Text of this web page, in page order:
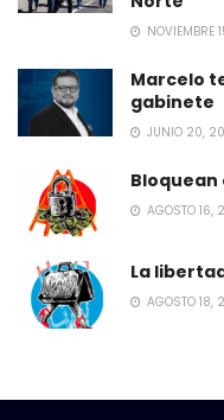
NOVIEMBRE
Marcelo
gabinete
JUNIO 20,
AGOSTO 16,
La
AGOSTO 18,